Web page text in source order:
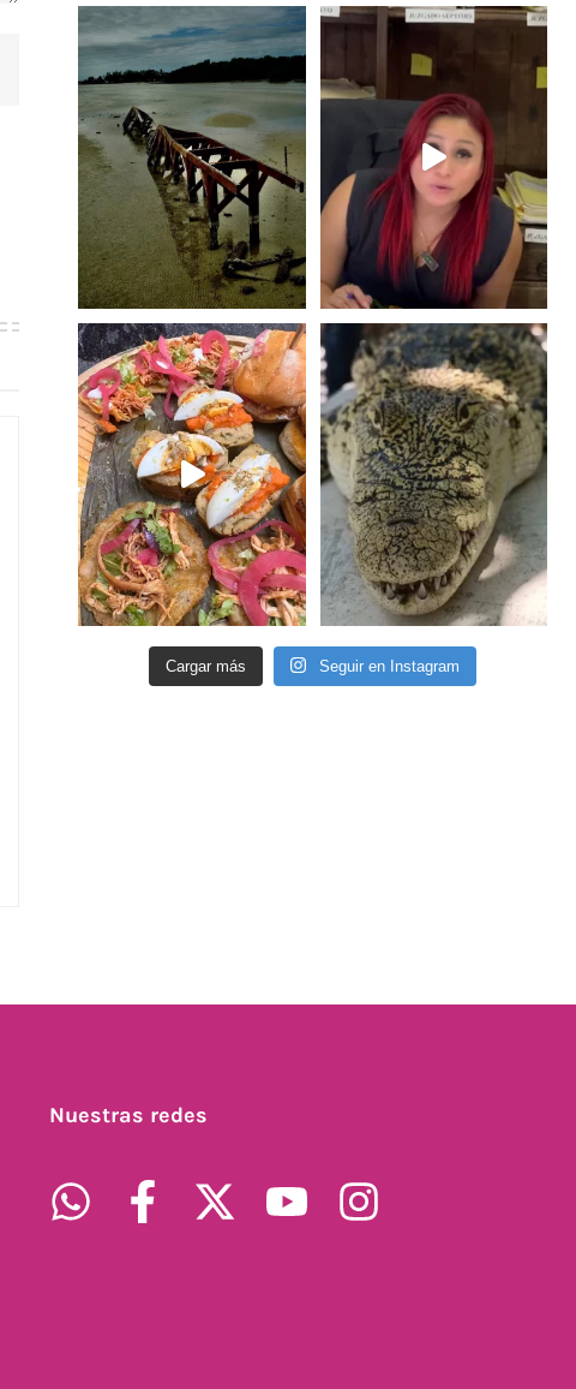
Cargar más Seguir en Instagram
Nuestras redes